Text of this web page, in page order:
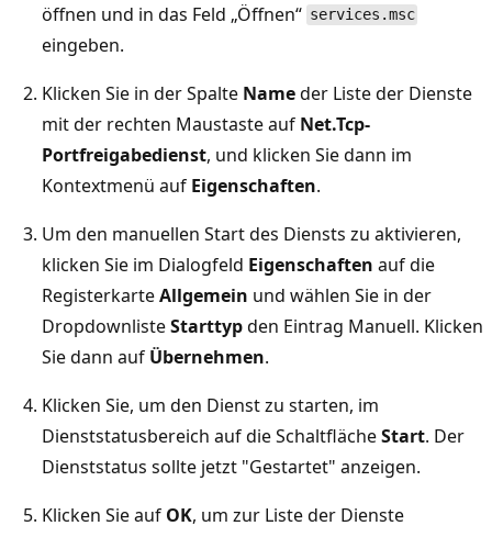
öffnen und in das Feld „Öffnen“ services.msc
eingeben.
Klicken Sie in der Spalte Nameder Liste der Dienste
mit der rechten Maustaste auf Net.Tcp-
Portfreigabedienst, und klicken Sie dann im
Kontextmenü auf Eigenschaften.
Um den manuellen Start des Diensts zu aktivieren,
klicken Sie im Dialogfeld Eigenschaften auf die
RegisterkarteAllgemein und wählen Sie in der
DropdownlisteStarttypden Eintrag Manuell. Klicken
Sie dann auf Übernehmen.
Klicken Sie, um den Dienst zu starten, im
Dienststatusbereich auf die SchaltflächeStart. Der
Dienststatus sollte jetzt "Gestartet" anzeigen.
Klicken Sie auf OK, um zur Liste der Dienste